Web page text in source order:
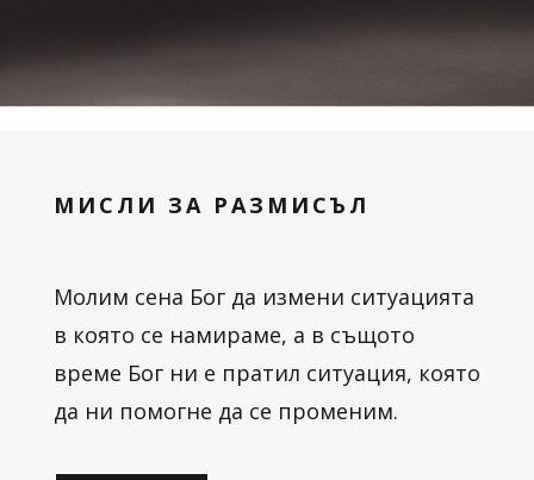
МИСЛИ ЗА РАЗМИСЪЛ
Молим сена Бог да измени ситуацията
в която се намираме, а в същото
време Бог ни е пратил ситуация, която
да ни помогне да се променим.